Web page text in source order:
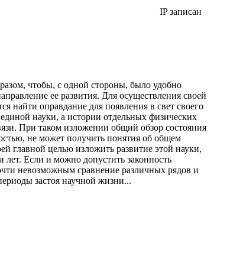
IP записан
чтобы, с одной стороны, было удобно
ее развития. Для осуществления своей
найти оправдание для появления в свет своего
науки, а истории отдельных физических
При таком изложении общий обзор состояния
не может получить понятия об общем
главной целью изложить развитие этой науки,
лет. Если и можно допустить законность
невозможным сравнение различных рядов и
застоя научной жизни...